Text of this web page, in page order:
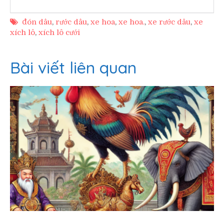
đón dâu, rước dâu, xe hoa, xe hoa., xe rước dâu, xe
xích lô, xích lô cưới
Bài viết liên quan